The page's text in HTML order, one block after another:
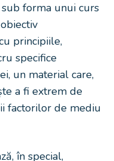
forma unui curs
principiile,
specifice
un material care,
a fi extrem de
factorilor de mediu
în special,